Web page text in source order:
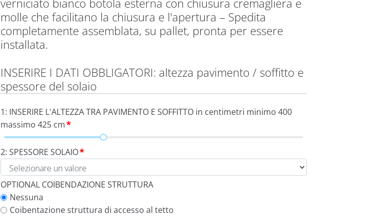
verniciato bianco botola esterna con chiusura cremagliera e
molle che facilitano la chiusura e l'apertura – Spedita
completamente assemblata, su pallet, pronta per essere
installata.
INSERIRE I DATI OBBLIGATORI: altezza pavimento / soffitto e
spessore del solaio
1: INSERIRE L'ALTEZZA TRA PAVIMENTO E SOFFITTO in centimetri minimo 400
massimo 425 cm*
2: SPESSORE SOLAIO*
OPTIONAL COIBENDAZIONE STRUTTURA
Nessuna
Coibentazione struttura di accesso al tetto